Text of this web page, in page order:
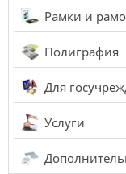
Рамки и
Полиграфия
Для
Услуги